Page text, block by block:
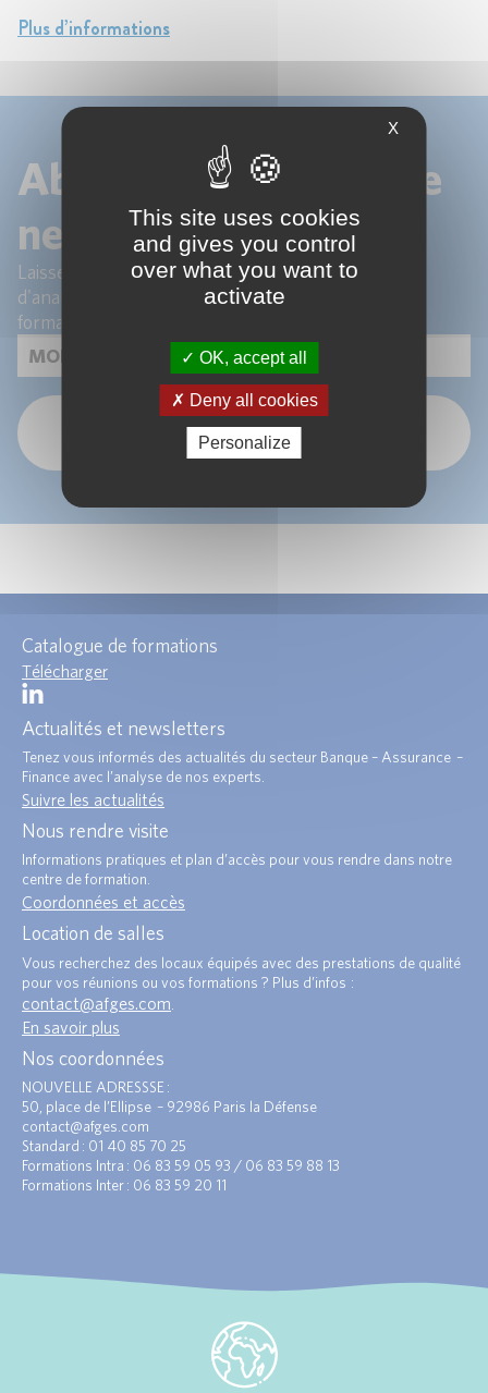
Plus d’informations
Abonnez-vous à notre
newsletter !
Laissez-nous votre email pour recevoir les articles
d'analyse de nos experts et les actualités de nos
formations.
OK
Catalogue de formations
Télécharger
Actualités et newsletters
Tenez vous informés des actualités du secteur Banque – Assurance –
Finance avec l’analyse de nos experts.
Suivre les actualités
Nous rendre visite
Informations pratiques et plan d’accès pour vous rendre dans notre
centre de formation.
Coordonnées et accès
Location de salles
Vous recherchez des locaux équipés avec des prestations de qualité
pour vos réunions ou vos formations ? Plus d’infos :
contact@afges.com
En savoir plus
Nos coordonnées
NOUVELLE ADRESSSE :
50, place de l’Ellipse – 92986 Paris la Défense
contact@afges.com
Standard : 01 40 85 70 25
Formations Intra : 06 83 59 05 93 / 06 83 59 88 13
Formations Inter : 06 83 59 20 11
X
This site uses cookies
and gives you control
over what you want to
activate
OK, accept all
Deny all cookies
Personalize